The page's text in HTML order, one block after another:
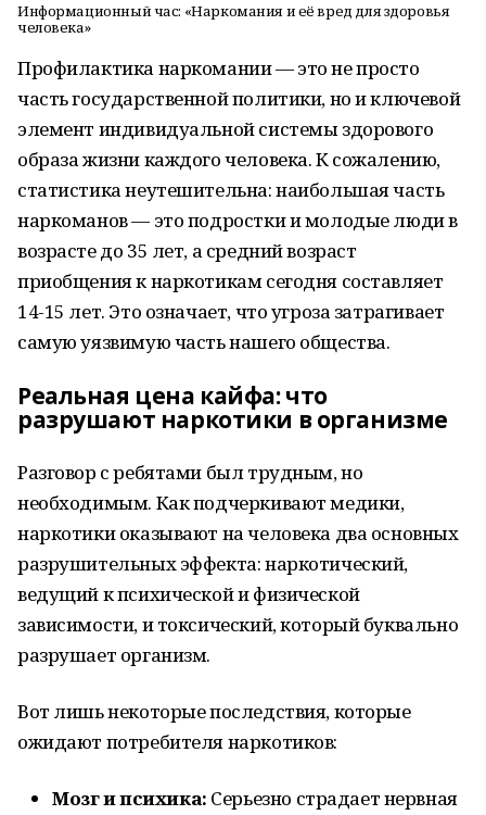
Информационный час: «Наркомания и её вред для здоровья
человека»
Профилактика наркомании — это не просто
часть государственной политики, но и ключевой
элемент индивидуальной системы здорового
образа жизни каждого человека. К сожалению,
статистика неутешительна: наибольшая часть
наркоманов — это подростки и молодые люди в
возрасте до 35 лет, а средний возраст
приобщения к наркотикам сегодня составляет
14-15 лет. Это означает, что угроза затрагивает
самую уязвимую часть нашего общества.
Реальная цена кайфа: что
разрушают наркотики в организме
Разговор с ребятами был трудным, но
необходимым. Как подчеркивают медики,
наркотики оказывают на человека два основных
разрушительных эффекта: наркотический,
ведущий к психической и физической
зависимости, и токсический, который буквально
разрушает организм.
Вот лишь некоторые последствия, которые
ожидают потребителя наркотиков:
Мозг и психика: Серьезно страдает нервная